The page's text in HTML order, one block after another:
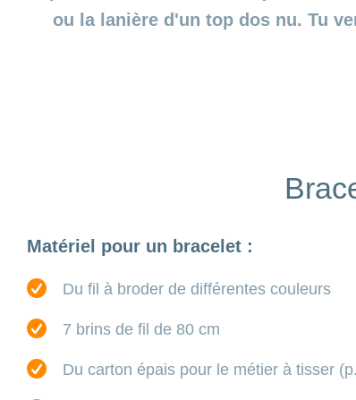
ou la lanière d'un top dos nu. Tu
Matériel pour un bracelet :
Du fil à broder de différentes couleurs
7 brins de fil de 80 cm
Du carton épais pour le métier à tisser